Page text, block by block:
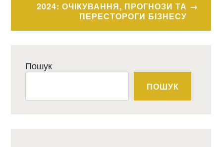
2024: ОЧІКУВАННЯ, ПРОГНОЗИ ТА
ПЕРЕСТОРОГИ БІЗНЕСУ
Пошук
ПОШУК